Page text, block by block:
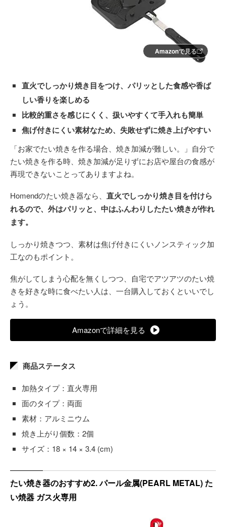
Amazonで見る
直火でしっかり焼き目をつけ、パリッとした食感や香ば
しい香りを楽しめる
比較的重さを感じにくく、扱いやすくて手入れも簡単
焦げ付きにくい素材なため、失敗せずに焼き上げやすい
「お家でたい焼きを作る場合、焼き加減が難しい。」自分で
たい焼きを作る時、焼き加減が足りずにお店や屋台の食感が
再現できないことってありますよね。
Homendのたい焼き器なら、 直火でしっかり焼き目を付けら
れるので、外はパリッと、中はふんわりしたたい焼きが作れ
ます。
しっかり焼きつつ、素材は焦げ付きにくいノンスティック加
工なのもポイント。
焦がしてしまう心配を無くしつつ、自宅でアツアツのたい焼
きを好きな時に食べたい人は、一台購入しておくといいでし
ょう。
Amazonで詳細を見る
商品ステータス
加熱タイプ：直火専用
面のタイプ：両面
素材：アルミニウム
焼き上がり個数：2個
サイズ：18 × 14 × 3.4 (cm)
たい焼き器のおすすめ2. パール金属(PEARL METAL) た
い焼器 ガス火専用